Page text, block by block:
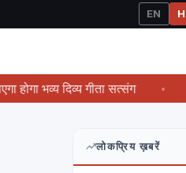
EN
गीता सत्संग 23 अगस्त
लोकप्रिय ख़बरें